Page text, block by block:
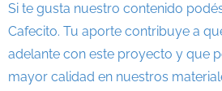
Si te gusta nuestro contenido
Cafecito. Tu aporte contribuye a
adelante con este proyecto y que
mayor calidad en nuestros